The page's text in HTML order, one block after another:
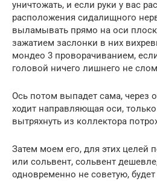
уничтожать, и если руки у вас
расположения сидалищного
выламывать прямо на оси
зажатием заслонки в них
мондео 3 проворачиванием,
головой ничего лишнего не
Ось потом выпадет сама, через
ходит направляющая оси,
вытряхнуть из коллектора
Затем моем его, для этих целей
или сольвент, сольвент
одновременно не советую,